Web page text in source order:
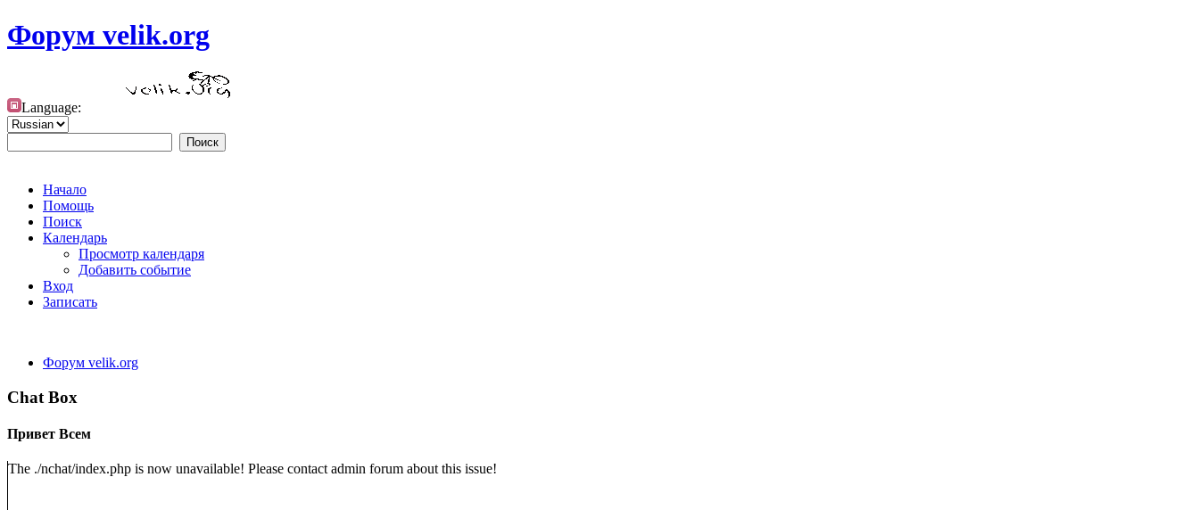
Форум velik.org
Language:
Начало
Помощь
Поиск
Календарь
Просмотр календаря
Добавить событие
Вход
Записать
Форум velik.org
Chat Box
Привет Всем
The ./nchat/index.php is now unavailable! Please contact admin forum about this issue!